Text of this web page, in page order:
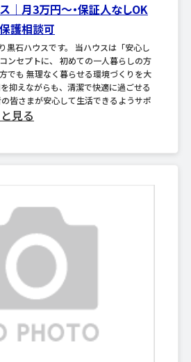
｜月3万円〜・保証人なしOK
護相談可
黒石ハウスです。 当ハウスは「安心し
ンセプトに、 初めての一人暮らしの方
でも 無理なく暮らせる環境づくりを大
抑えながらも、清潔で快適に過ごせる
皆さまが安心して生活できるようサポ
見る